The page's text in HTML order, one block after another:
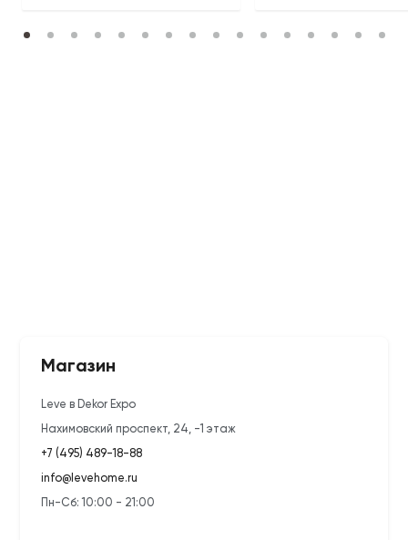
Магазин
Leve в Dekor Expo
Нахимовский проспект, 24, -1 этаж
+7 (495) 489-18-88
info@levehome.ru
Пн-Сб: 10:00 - 21:00